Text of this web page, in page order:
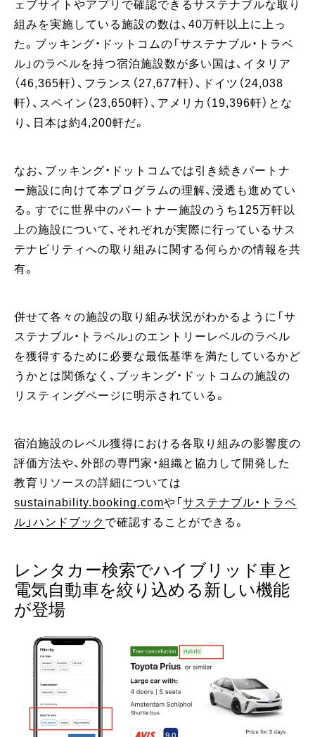
ェブサイトやアプリで確認できるサステナブルな取り
組みを実施している施設の数は、40万軒以上に上っ
た。ブッキング・ドットコムの「サステナブル・トラベ
ル」のラベルを持つ宿泊施設数が多い国は、イタリア
（46,365軒）、フランス（27,677軒）、ドイツ（24,038
軒）、スペイン（23,650軒）、アメリカ（19,396軒）とな
り、日本は約4,200軒だ。
なお、ブッキング・ドットコムでは引き続きパートナ
ー施設に向けて本プログラムの理解、浸透も進めてい
る。すでに世界中のパートナー施設のうち125万軒以
上の施設について、それぞれが実際に行っているサス
テナビリティへの取り組みに関する何らかの情報を共
有。
併せて各々の施設の取り組み状況がわかるように「サ
ステナブル・トラベル」のエントリーレベルのラベル
を獲得するために必要な最低基準を満たしているかど
うかとは関係なく、ブッキング・ドットコムの施設の
リスティングページに明示されている。
宿泊施設のレベル獲得における各取り組みの影響度の
評価方法や、外部の専門家・組織と協力して開発した
教育リソースの詳細については
sustainability.booking.comや「 サステナブル・トラベ
ル」ハンドブック で確認することができる。
レンタカー検索でハイブリッド車と
電気自動車を絞り込める新しい機能
が登場